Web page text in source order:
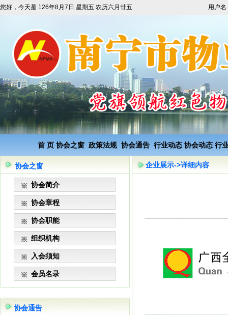
您好，今天是 126年8月7日 星期五 农历六月廿五 用户名
首 页 协会之窗 政策法规 协会通告 行业动态 协会动态 行
协会之窗
协会简介
协会章程
协会职能
组织机构
入会须知
会员名录
协会通告
企业展示->详细内容